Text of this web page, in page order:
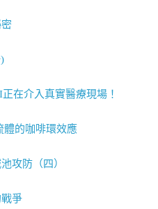
在介入真實醫療現場！
體的咖啡環效應
攻防（四）
爭